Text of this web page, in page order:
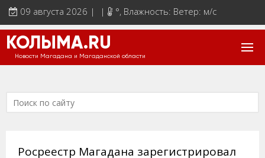
09 августа 2026 | | °, Влажность: Ветер: м/с
КОЛЫМА.RU
Новости Магадана и Магаданской области
Росреестр Магадана зарегистрировал